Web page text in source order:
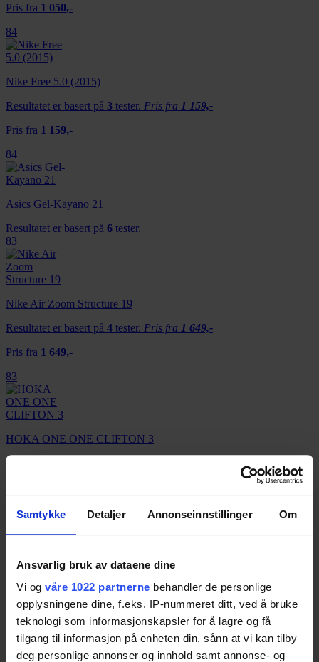
Samtykke Detaljer Annonseinnstillinger Om
Ansvarlig bruk av dataene dine
Vi og våre 1022 partnerne behandler de personlige
opplysningene dine, f.eks. IP-nummeret ditt, ved å bruke
teknologi som informasjonskapsler for å lagre og få
tilgang til informasjon på enheten din, sånn at vi kan tilby
deg personlige annonser og innhold samt annonse- og
Pris fra 1 050,-
84
Nike Free 5.0 (2015)
Resultatet er basert på 3 tester. Pris fra 1 159,-
Pris fra 1 159,-
84
Asics Gel-Kayano 21
Resultatet er basert på 6 tester.
83
Nike Air Zoom Structure 19
Resultatet er basert på 4 tester. Pris fra 1 649,-
Pris fra 1 649,-
83
HOKA ONE ONE CLIFTON 3
Resultatet er basert på
Brooks Launch 4
Resultatet er basert på4tester.